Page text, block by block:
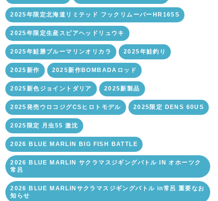
2025年限定北海道リミテッド フックリムーバーHR165S
2025年限定生産スピアヘッドリュウキ
2025年鮭勝ブルーマリンオリカラ 2025年鮭釣り
2025新作 2025新作BOMBADAロッド
2025新色ジョイントダリア 2025新製品
2025発売ウロコジグCSヒロトモデル 2025限定 DENS 60US
2025限定 月虫55 激沈
2026 BLUE MARLIN BIG FISH BATTLE
2026 BLUE MARLIN サクラマスジギングバトル IN オホーツク
常呂
2026 BLUE MARLINサクラマスジギングバトル in常呂 重要なお
知らせ